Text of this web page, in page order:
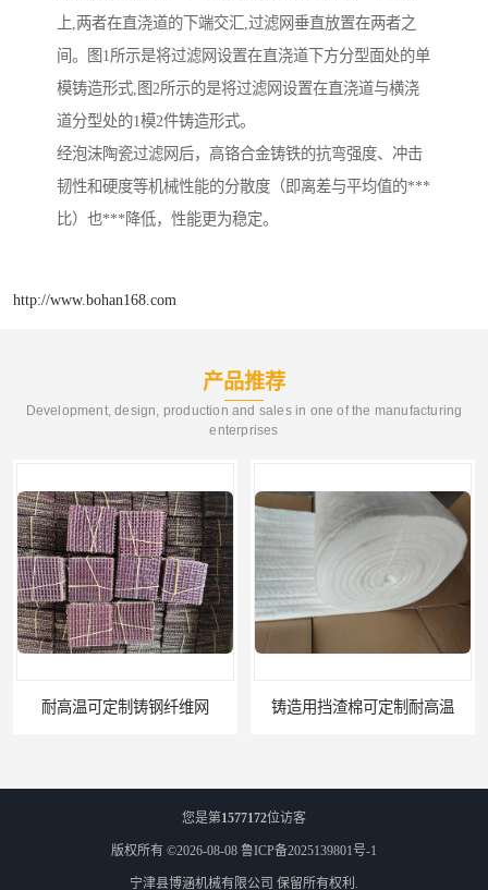
上,两者在直浇道的下端交汇,过滤网垂直放置在两者之
间。图1所示是将过滤网设置在直浇道下方分型面处的单
模铸造形式,图2所示的是将过滤网设置在直浇道与横浇
道分型处的1模2件铸造形式。
经泡沫陶瓷过滤网后，高铬合金铸铁的抗弯强度、冲击
韧性和硬度等机械性能的分散度（即离差与平均值的***
比）也***降低，性能更为稳定。
http://www.bohan168.com
产品推荐
Development, design, production and sales in one of the manufacturing
enterprises
铸造用挡渣棉可定制耐高温 西安铸造过滤网
您是第1577172位访客
版权所有 ©2026-08-08 鲁ICP备2025139801号-1
宁津县博涵机械有限公司 保留所有权利.